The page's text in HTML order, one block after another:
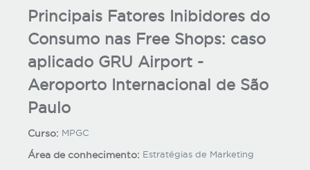
Principais Fatores Inibidores do
Consumo nas Free Shops: caso
aplicado GRU Airport -
Aeroporto Internacional de São
Paulo
Curso: MPGC
Área de conhecimento: Estratégias de Marketing